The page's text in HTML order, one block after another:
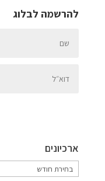
להרשמה לבלוג
ארכיונים
ארכיונים